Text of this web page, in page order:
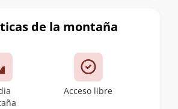
de la montaña
Acceso libre